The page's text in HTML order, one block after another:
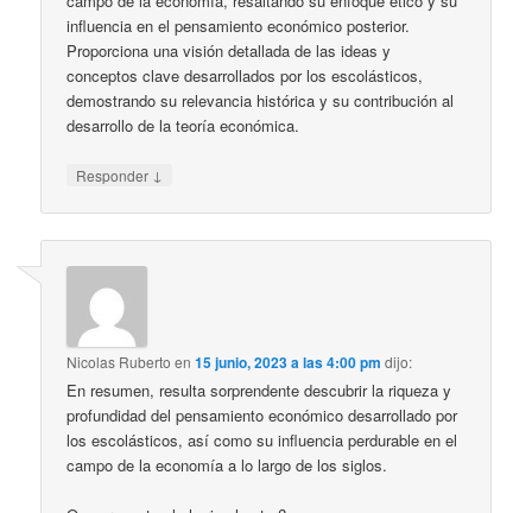
influencia en el pensamiento económico posterior.
Proporciona una visión detallada de las ideas y
conceptos clave desarrollados por los escolásticos,
demostrando su relevancia histórica y su contribución al
desarrollo de la teoría económica.
Responder ↓
Nicolas Ruberto en15 junio, 2023 a las 4:00 pm dijo:
En resumen, resulta sorprendente descubrir la riqueza y
profundidad del pensamiento económico desarrollado por
los escolásticos, así como su influencia perdurable en el
campo de la economía a lo largo de los siglos.